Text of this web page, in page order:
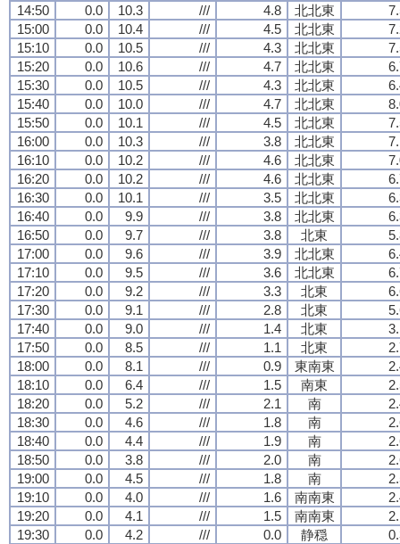
14:50 0.0 10.3 /// 4.8 北北東
15:00
0.0 10.4 /// 4.5 北北東
15:10
0.0 10.5 /// 4.3 北北東
15:20
0.0 10.6 /// 4.7 北北東
15:30
0.0 10.5 /// 4.3 北北東
15:40
0.0 10.0 /// 4.7 北北東
15:50
0.0 10.1 /// 4.5 北北東
16:00
0.0 10.3 /// 3.8 北北東
16:10
0.0 10.2 /// 4.6 北北東
16:20
0.0 10.2 /// 4.6 北北東
16:30
0.0 10.1 /// 3.5 北北東
16:40
0.0 9.9 /// 3.8 北北東
16:50
0.0 9.7 /// 3.8 北東
17:00
0.0 9.6 /// 3.9 北北東
17:10
0.0 9.5 /// 3.6 北北東
17:20
0.0 9.2 /// 3.3 北東
17:30
0.0 9.1 /// 2.8 北東
17:40
0.0 9.0 /// 1.4 北東
17:50
0.0 8.5 /// 1.1 北東
18:00
0.0 8.1 /// 0.9 東南東
18:10
0.0 6.4 /// 1.5 南東
18:20
0.0 5.2 /// 2.1 南
18:30
0.0 4.6 /// 1.8 南
18:40
0.0 4.4 /// 1.9 南
18:50
0.0 3.8 /// 2.0 南
19:00
0.0 4.5 /// 1.8 南
19:10
0.0 4.0 /// 1.6 南南東
19:20
0.0 4.1 /// 1.5 南南東
19:30
0.0 4.2 /// 0.0 静穏